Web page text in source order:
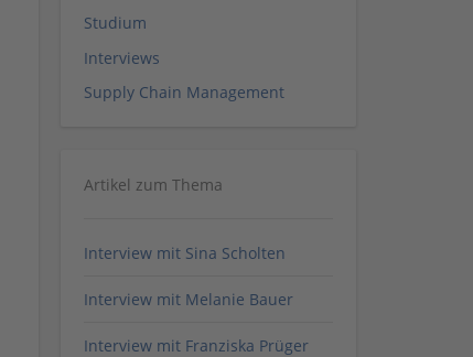
Studium
Interviews
Supply Chain Management
Artikel zum Thema
Interview mit Sina Scholten
Interview mit Melanie Bauer
Interview mit Franziska Prüger